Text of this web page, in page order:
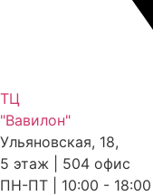
ТЦ
"Вавилон"
Ульяновская, 18,
5 этаж | 504 офис
ПН-ПТ | 10:00 - 18:00